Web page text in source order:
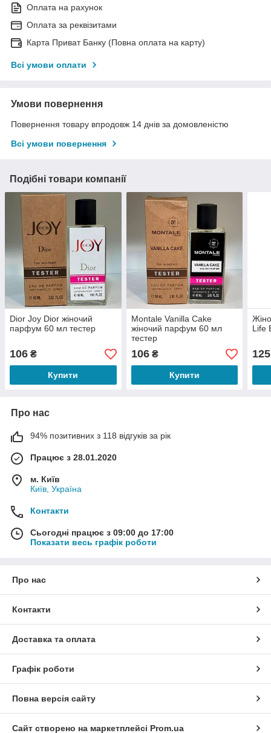
Оплата на рахунок
Оплата за реквізитами
Карта Приват Банку (Повна оплата на карту)
Всі умови оплати
Умови повернення
Повернення товару впродовж 14 днів за домовленістю
Всі умови повернення
Подібні товари компанії
Dior Joy Dior жіночий
парфум 60 мл тестер
106 ₴
Купити
Montale Vanilla Cake
жіночий парфум 60 мл
тестер
106₴
Купити
Life
125
Про нас
94% позитивних з 118 відгуків за рік
Працює з 28.01.2020
м. Київ
Київ, Україна
Контакти
Сьогодні працює з 09:00 до 17:00
Показати весь графік роботи
Про нас
Контакти
Доставка та оплата
Графік роботи
Повна версія сайту
Сайт створено на маркетплейсі Prom.ua